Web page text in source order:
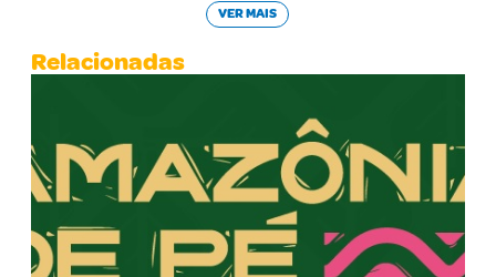
VER MAIS
Relacionadas